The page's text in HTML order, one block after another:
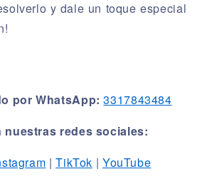
y dale un toque especial
por WhatsApp: 3317843484
nuestras redes sociales:
|TikTok | YouTube